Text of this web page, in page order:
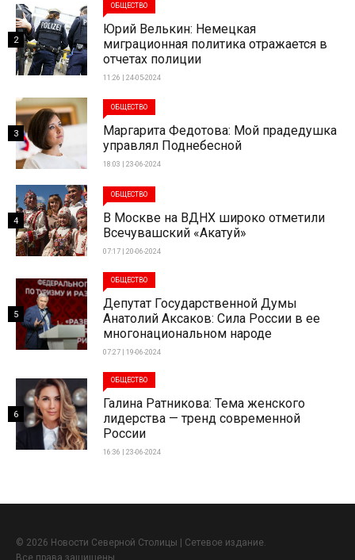
ОБЩЕСТВО
Юрий Велькин: Немецкая
миграционная политика отражается в
отчетах полиции
11:26 | 24-05-2024
2
ОБЩЕСТВО
Маргарита Федотова: Мой прадедушка
управлял Поднебесной
18:03 | 23-06-2024
3
ОБЩЕСТВО
В Москве на ВДНХ широко отметили
Всечувашский «Акатуй»
07:17 | 20-06-2024
4
ОБЩЕСТВО
Депутат Государственной Думы
Анатолий Аксаков: Сила России в ее
многонациональном народе
07:27 | 19-06-2024
5
ОБЩЕСТВО
Галина Ратникова: Тема женского
лидерства — тренд современной
России
16:36 | 23-06-2024
6
© 2026 Новости Северной Столицы | Сетевое издание.
Все права защищены.